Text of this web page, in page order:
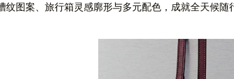
纹图案、旅行箱灵感廓形与多元配色，成就全天候随